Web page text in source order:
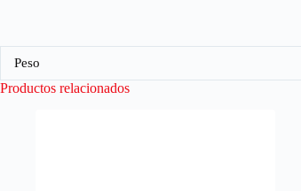
Peso
Productos relacionados